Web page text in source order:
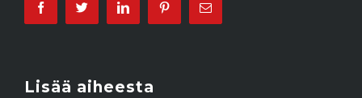
FacebookTwitter Linkedin PinterestEmail
Lisää aiheesta